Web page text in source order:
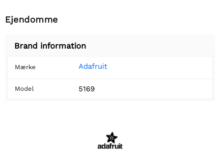
Ejendomme
Brand information
Mærke Adafruit
Model 5169